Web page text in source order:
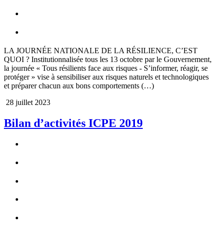
LA JOURNÉE NATIONALE DE LA RÉSILIENCE, C’EST
QUOI ? Institutionnalisée tous les 13 octobre par le Gouvernement,
la journée « Tous résilients face aux risques - S’informer, réagir, se
protéger » vise à sensibiliser aux risques naturels et technologiques
et préparer chacun aux bons comportements (…)
28 juillet 2023
Bilan d’activités ICPE 2019